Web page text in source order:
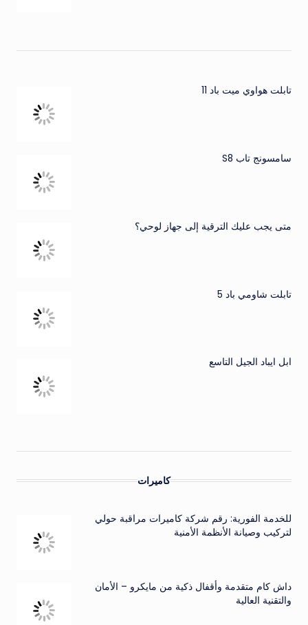
تابلت هواوي ميت باد 11
سامسونج تاب S8
متى يجب عليك الترقية إلى جهاز لوحي؟
تابلت شاومي باد 5
ابل ايباد الجيل التاسع
كاميرات
للخدمة الفورية: رقم شركة كاميرات مراقبة حولي
لتركيب وصيانة الأنظمة الأمنية
داش كام متقدمة وأقفال ذكية من مايكرو – الأمان
والتقنية العالية